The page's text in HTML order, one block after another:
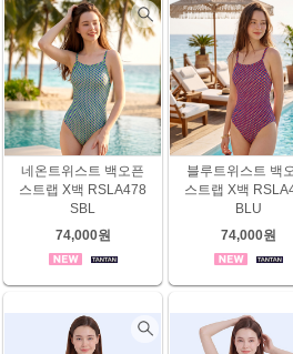
네온트위스트 백오픈
스트랩 X백 RSLA478
SBL
74,000원
블루트위스트 백
스트랩 X백
BLU
74,000원